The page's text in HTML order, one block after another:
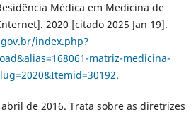
Médica em Medicina de
2020 [citado 2025 Jan 19].
index.php?
matriz-medicina-
.
abril de 2016. Trata sobre as diretrizes